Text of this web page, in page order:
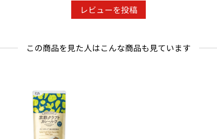
レビューを投稿
この商品を見た人はこんな商品も見ています